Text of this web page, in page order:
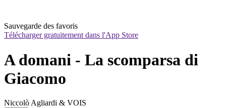
Sauvegarde des favoris
Télécharger gratuitement dans l'App Store
A domani - La scomparsa di
Giacomo
Niccolò Agliardi & VOIS